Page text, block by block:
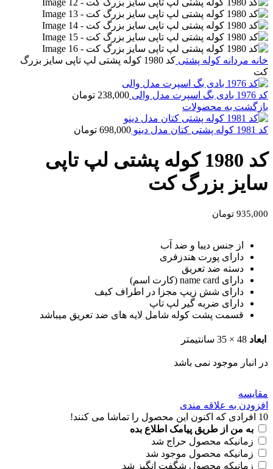
خانه مردانه کوله پشتی
کد 1980 کوله پشتی لپ تاپی سایز بزرگ
کت
کد 1976 بادی بگ اسپرت مدل والی 238,000 تومان
بازگشت به محصولات
کد 1981 کوله پشتی کتان مدل دینو 698,000 تومان
کد 1980 کوله پشتی لپ تاپی
سایز بزرگ کت
935,000 تومان
از جنس دیبا و ضد آب
دارای پورت هندزفری
دسته ضد تعریق
دارای name card (کارت اسم)
دارای شش زیپ مجزا در اطراف کیف
دارای ضربه گیر لپ تاپ
قسمت پشت کوله شامل لایه های ضد تعریق میباشد
ابعاد 48 × 35 سانتیمتر
در انبار موجود نمی باشد
مقايسه
افزودن به علاقه مندی
10 افرادی که اکنون این محصول را تماشا می کنند!
به من از طریق پیامک اطلاع بده
زمانیکه محصول حراج شد
زمانیکه محصول موجود شد
زمانیکه محصول شگفت انگیز شد